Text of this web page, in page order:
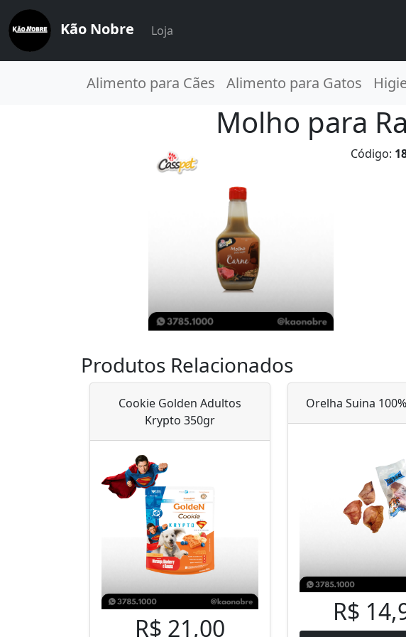
Kão Nobre Loja
Alimento para Cães Alimento para Gatos
Molho para
Código:
Produtos Relacionados
Cookie Golden Adultos
Krypto 350gr
R$ 21,00
Orelha Suina
R$